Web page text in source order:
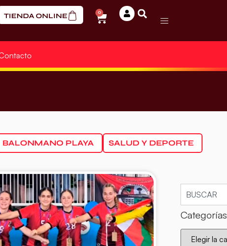
TIENDA ONLINE 0
BALONMANO PLAYA SALUD Y DEPORTE
Categorías